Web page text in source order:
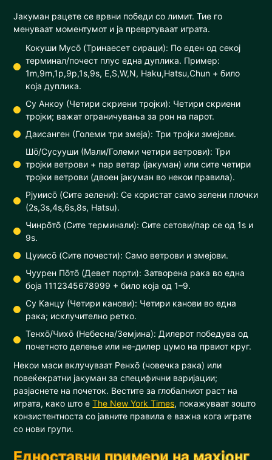
Јакуман рацете се врвни победи со лимит. Тие го
менуваат моментумот и ја превртуваат играта.
Кокуши Мусō (Тринаесет сираци): По еден од секој
терминал/почест плус една дуплика. Пример:
1m,9m,1p,9p,1s,9s, E,S,W,N, Haku,Hatsu,Chun + било
која дуплика.
Су Анкоу (Четири скриени тројки): Четири скриени
тројки; важат ограничувања за рон на парот.
Даисанген (Големи три змеја): Три тројки змејови.
Шō/Сусууши (Мали/Големи четири ветрови): Три
тројки ветрови + пар ветар (јакуман) или сите четири
тројки ветрови (двоен јакуман во некои правила).
Рјуиисō (Сите зелени): Се користат само зелени плочки
(2s,3s,4s,6s,8s, Hatsu).
Чинрōтō (Сите терминали): Сите сетови/пар се од 1s и
9s.
Цуиисō (Сите почести): Само ветрови и змејови.
Чуурен Пōтō (Девет порти): Затворена рака во една
боја 1112345678999 + било која од 1–9.
Су Канцу (Четири канови): Четири канови во една
рака; исклучително ретко.
Тенхō/Чихō (Небесна/Земјина): Дилерот победува од
почетното делење или не-дилер цумо на првиот круг.
Некои маси вклучуваат Ренхō (човечка рака) или
повеќекратни јакуман за специфични варијации;
разјаснете на почеток. Вестите за глобалниот раст на
играта, како што еThe New York Times, покажуваат зошто
конзистентноста со јавните правила е важна кога играте
со нови групи.